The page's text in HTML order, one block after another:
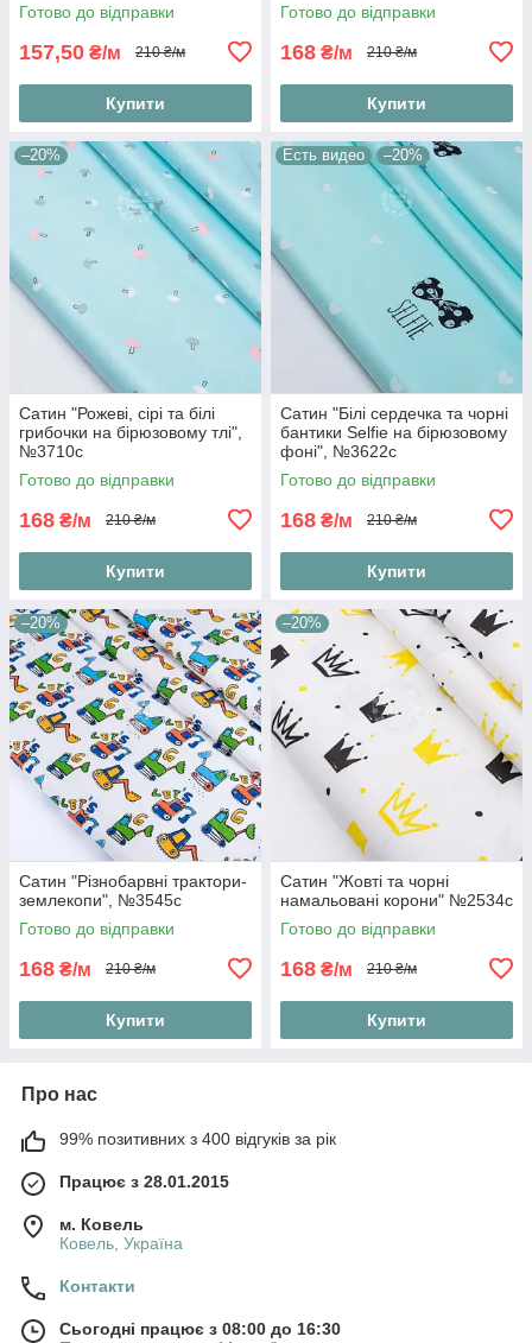
Готово до відправки
157,50 ₴/м 210 ₴/м
Купити
Готово до відправки
168 ₴/м 210 ₴/м
Купити
–20%
Сатин "Рожеві, сірі та білі
грибочки на бірюзовому тлі",
№3710с
Готово до відправки
168 ₴/м 210 ₴/м
Купити
Есть видео –20%
Сатин "Білі сердечка та чорні
бантики Selfie на бірюзовому
фоні", №3622с
Готово до відправки
168 ₴/м 210 ₴/м
Купити
–20%
Сатин "Різнобарвні трактори-
землекопи", №3545с
Готово до відправки
168 ₴/м 210 ₴/м
Купити
–20%
Сатин "Жовті та чорні
намальовані корони" №2534с
Готово до відправки
168 ₴/м 210 ₴/м
Купити
Про нас
99% позитивних з 400 відгуків за рік
Працює з 28.01.2015
м. Ковель
Ковель, Україна
Контакти
Сьогодні працює з 08:00 до 16:30